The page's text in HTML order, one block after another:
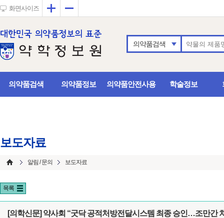
화면사이즈 확대
의약품검색
의약품검색 의약품정보 의약품안전사용 학술정보
보도자료
알림 / 문의 보도자료
목록
[의학신문] 약사회 “굿닥 공적처방전달시스템 최종 승인…조만간